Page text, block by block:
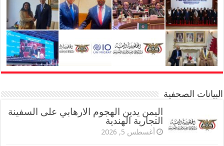
البيانات الصحفية
اليمن يدين الهجوم الارهابي على السفينة
التجارية الهندية
أغسطس 5, 2026